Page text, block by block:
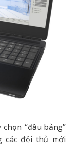
“đầu bảng”
các đối thủ mới